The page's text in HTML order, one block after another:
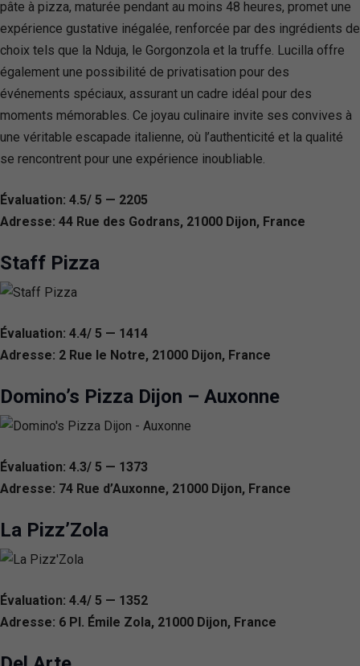
pâte à pizza, maturée pendant au moins 48 heures, promet une
expérience gustative inégalée, renforcée par des ingrédients de
choix tels que la Nduja, le Gorgonzola et la truffe. Lucilla offre
également une possibilité de privatisation pour des
événements spéciaux, assurant un cadre idéal pour des
moments mémorables. Ce joyau culinaire invite ses convives à
une véritable escapade italienne, où l’authenticité et la qualité
se rencontrent pour une expérience inoubliable.
Évaluation: 4.5/ 5 — 2205
Adresse: 44 Rue des Godrans, 21000 Dijon, France
Staff Pizza
Évaluation: 4.4/ 5 — 1414
Adresse: 2 Rue le Notre, 21000 Dijon, France
Domino’s Pizza Dijon – Auxonne
Évaluation: 4.3/ 5 — 1373
Adresse: 74 Rue d’Auxonne, 21000 Dijon, France
La Pizz’Zola
Évaluation: 4.4/ 5 — 1352
Adresse: 6 Pl. Émile Zola, 21000 Dijon, France